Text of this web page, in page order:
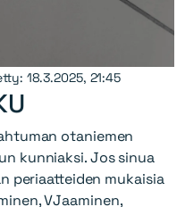
18.3.2025, 21:45
otaniemen
kunniaksi. Jos sinua
periaatteiden mukaisia
VJaaminen,